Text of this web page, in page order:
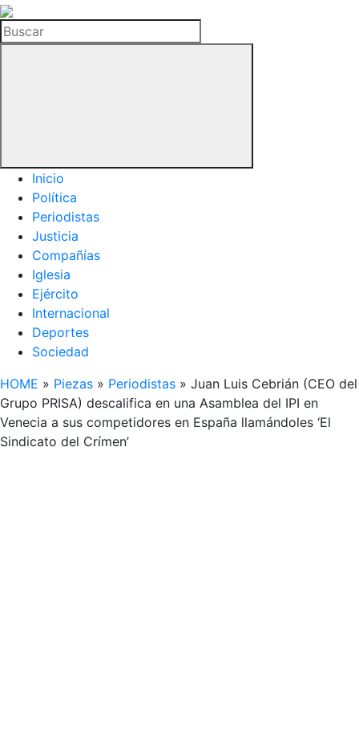
La
Hemeroteca
del
Buscar
Inicio
Política
Periodistas
Justicia
Compañías
Iglesia
Ejército
Internacional
Deportes
Sociedad
HOME » Piezas » Periodistas » Juan Luis Cebrián (CEO del
Grupo PRISA) descalifica en una Asamblea del IPI en
Venecia a sus competidores en España llamándoles ‘El
Sindicato del Crímen’